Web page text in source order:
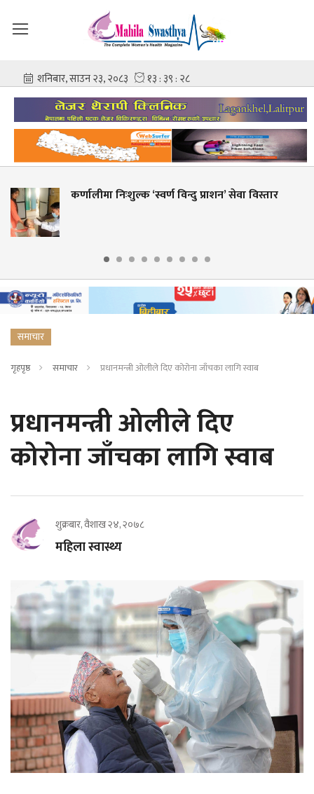
‘स्वर्ण विन्दु प्राशन’ सेवा विस्तार
शहीद
समाचार
गृहपृष्ठ समाचार प्रधानमन्त्री ओलीले दिए कोरोना जाँचका लागि स्वाब
प्रधानमन्त्री ओलीले दिए
कोरोना जाँचका लागि स्वाब
शुक्रबार, वैशाख २४, २०७८
महिला स्वास्थ्य